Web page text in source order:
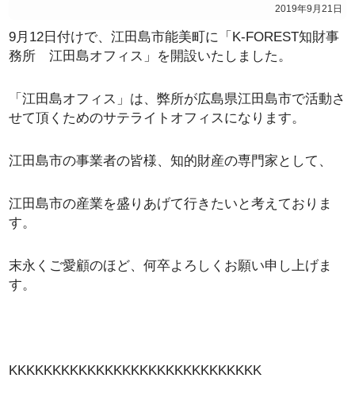
2019年9月21日
9月12日付けで、江田島市能美町に「K-FOREST知財事
務所 江田島オフィス」を開設いたしました。
「江田島オフィス」は、弊所が広島県江田島市で活動さ
せて頂くためのサテライトオフィスになります。
江田島市の事業者の皆様、知的財産の専門家として、
江田島市の産業を盛りあげて行きたいと考えておりま
す。
末永くご愛顧のほど、何卒よろしくお願い申し上げま
す。
KKKKKKKKKKKKKKKKKKKKKKKKKKKKK